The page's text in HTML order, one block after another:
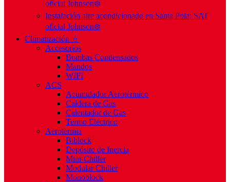
oficial Johnson❄️
Instalación aire acondicionado en Santa Pola: SAT
oficial Johnson❄️
Climatización 💧
Accesorios
Bombas Condensados
Mandos
WIFI
ACS
Acumulador Aerotérmico
Caldera de Gas
Calentador de Gas
Termo Eléctrico
Aerotermia
Biblock
Depósito de Inercia
Mini-Chiller
Modular Chiller
Monoblock